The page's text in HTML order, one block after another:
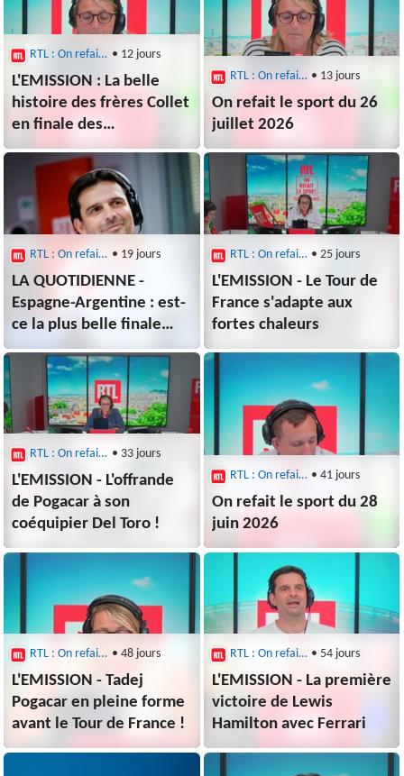
RTL : On refait le sport • 12 jours
L'EMISSION : La belle
histoire des frères Collet
en finale des
championnats de France
de saut à la perche
RTL : On refait le sport • 13 jours
On refait le sport du 26
juillet 2026
RTL : On refait le sport • 19 jours
LA QUOTIDIENNE -
Espagne-Argentine : est-
ce la plus belle finale
que l'on pouvait avoir ?
RTL : On refait le sport • 25 jours
L'EMISSION - Le Tour de
France s'adapte aux
fortes chaleurs
RTL : On refait le sport • 33 jours
L'EMISSION - L'offrande
de Pogacar à son
coéquipier Del Toro !
RTL : On refait le sport • 41 jours
On refait le sport du 28
juin 2026
RTL : On refait le sport • 48 jours
L'EMISSION - Tadej
Pogacar en pleine forme
avant le Tour de France !
RTL : On refait le sport • 54 jours
L'EMISSION - La première
victoire de Lewis
Hamilton avec Ferrari